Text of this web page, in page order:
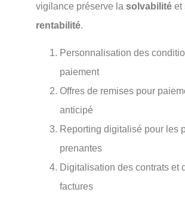
vigilance préserve la solvabilité et
rentabilité.
Personnalisation des
paiement
Offres de remises pour
anticipé
Reporting digitalisé pour les
prenantes
Digitalisation des contrats et
factures